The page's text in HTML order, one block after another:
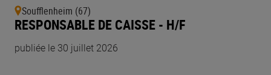
Soufflenheim (67)
RESPONSABLE DE CAISSE - H/F
publiée le 30 juillet 2026